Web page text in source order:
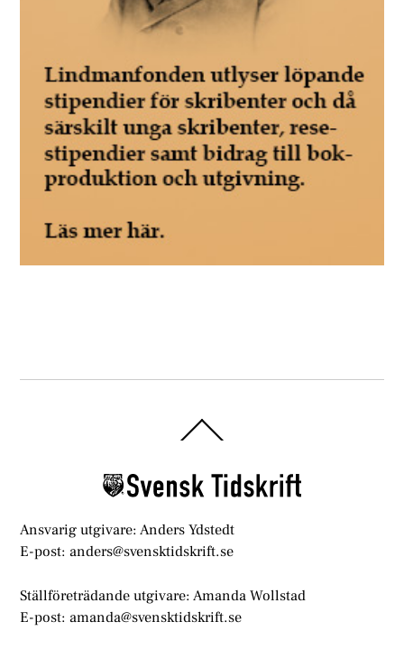
To
Ansvarig utgivare: Anders Ydstedt
E-post: anders@svensktidskrift.se
Ställföreträdande utgivare: Amanda Wollstad
E-post: amanda@svensktidskrift.se